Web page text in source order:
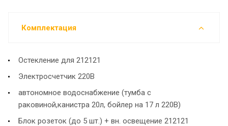
Комплектация
Остекление для 212121
Электросчетчик 220В
автономное водоснабжение (тумба с
раковиной,канистра 20л, бойлер на 17 л 220В)
Блок розеток (до 5 шт.) + вн. освещение 212121